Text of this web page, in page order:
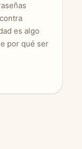
es algo
por qué ser